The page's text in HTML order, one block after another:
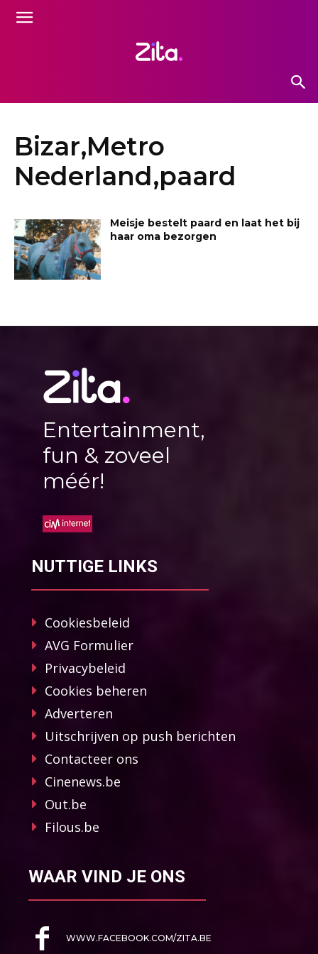
Bizar,Metro
Nederland,paard
Meisje bestelt paard en laat het bij
haar oma bezorgen
Entertainment,
fun & zoveel
méér!
NUTTIGE LINKS
Cookiesbeleid
AVG Formulier
Privacybeleid
Cookies beheren
Adverteren
Uitschrijven op push berichten
Contacteer ons
Cinenews.be
Out.be
Filous.be
WAAR VIND JE ONS
WWW.FACEBOOK.COM/ZITA.BE